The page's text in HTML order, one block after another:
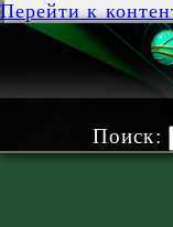
Перейти к
Поиск: